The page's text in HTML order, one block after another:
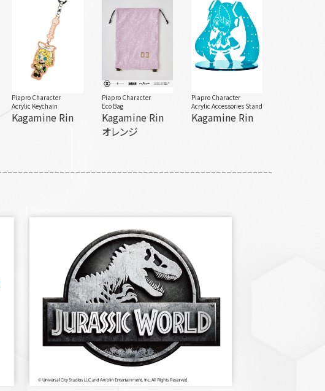
Piapro Character
Acrylic Keychain
Kagamine Rin
Piapro Character
Eco Bag
Kagamine Rin
オレンジ
Piapro Character
Acrylic Accessories Stand
Kagamine Rin